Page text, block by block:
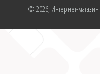
© 2026, Интернет-